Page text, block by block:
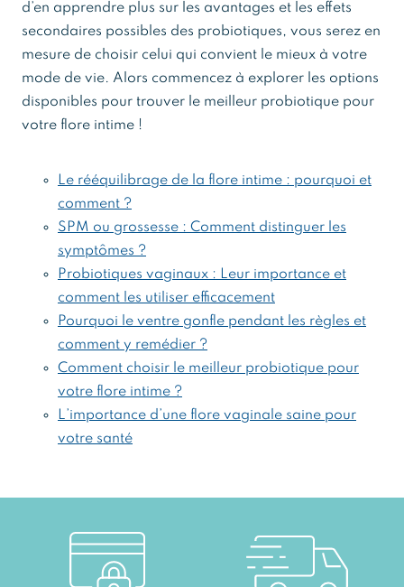
d’en apprendre plus sur les avantages et les effets
secondaires possibles des probiotiques, vous serez en
mesure de choisir celui qui convient le mieux à votre
mode de vie. Alors commencez à explorer les options
disponibles pour trouver le meilleur probiotique pour
votre flore intime !
Le rééquilibrage de la flore intime : pourquoi et
comment ?
SPM ou grossesse : Comment distinguer les
symptômes ?
Probiotiques vaginaux : Leur importance et
comment les utiliser efficacement
Pourquoi le ventre gonfle pendant les règles et
comment y remédier ?
Comment choisir le meilleur probiotique pour
votre flore intime ?
L’importance d’une flore vaginale saine pour
votre santé